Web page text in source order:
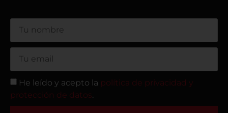
He leído y acepto la política de privacidad y
protección de datos.